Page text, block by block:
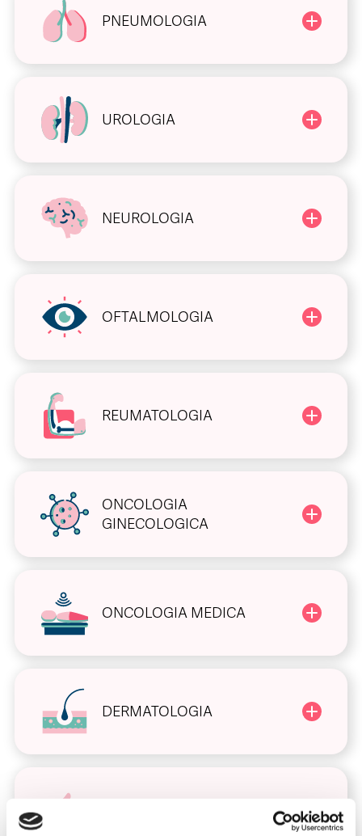
PNEUMOLOGIA
UROLOGIA
NEUROLOGIA
OFTALMOLOGIA
REUMATOLOGIA
ONCOLOGIA
GINECOLOGICA
ONCOLOGIA MEDICA
DERMATOLOGIA